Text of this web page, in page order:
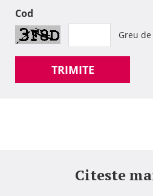
Cod
Greu
TRIMITE
Citeste